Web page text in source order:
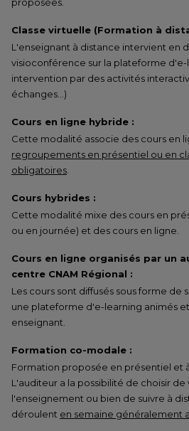
Classe virtuelle (Formation à
L'enseignant à distance intervient en
visioconférence sur la plateforme
intervention par des activités
échanges…)
Cours en ligne hybride :
Cette modalité associe des cours en
regroupements en présentiel ou en
obligatoires
Cours hybrides :
Cette modalité mixe des cours en
ou en journée) et des cours en ligne.
Cours en ligne organisés par un
centre CNAM Régional :
Les cours sont diffusés sous forme de
une plateforme d'e-learning animés
enseignant.
Formation co-modale :
Formation proposée en présentiel et
L'auditeur a la possibilité de choisir de
l'enseignement ou bien de suivre à
déroulent en semaine généralement